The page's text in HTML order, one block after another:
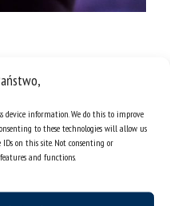
device information. We do this to improve
to these technologies will allow us
on this site. Not consenting or
and functions.